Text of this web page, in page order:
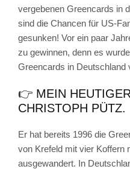
vergebenen Greencards in
sind die Chancen für US-
gesunken! Vor ein paar
zu gewinnen, denn es
Greencards in Deutschland
👉 MEIN
CHRISTOPH PÜTZ.
Er hat bereits 1996 die
von Krefeld mit vier Koffern
ausgewandert. In